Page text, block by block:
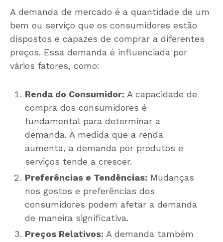
A demanda de mercado é a quantidade de um
bem ou serviço que os consumidores estão
dispostos e capazes de comprar a diferentes
preços. Essa demanda é influenciada por
vários fatores, como:
Renda do Consumidor: A capacidade de
compra dos consumidores é
fundamental para determinar a
demanda. À medida que a renda
aumenta, a demanda por produtos e
serviços tende a crescer.
Preferências e Tendências: Mudanças
nos gostos e preferências dos
consumidores podem afetar a demanda
de maneira significativa.
Preços Relativos: A demanda também